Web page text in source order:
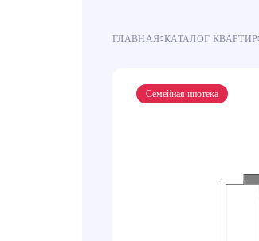
ГЛАВНАЯ КАТАЛОГ КВАРТИР
Семейная ипотека
Ипотека 100% оплата
Ипотека 100% оплата